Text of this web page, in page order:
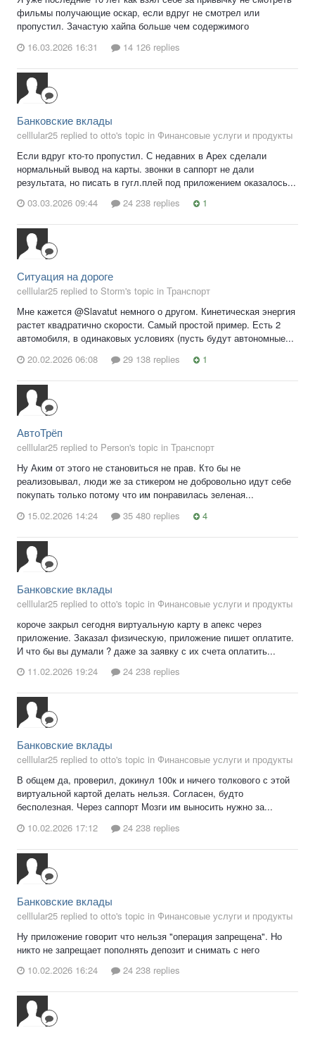
фильмы получающие оскар, если вдруг не смотрел или
пропустил. Зачастую хайпа больше чем содержимого
16.03.2026 16:31
14 126 replies
Банковские вклады
celllular25 replied to otto's topic in Финансовые услуги и продукты
Если вдруг кто-то пропустил. С недавних в Apex сделали
нормальный вывод на карты. звонки в саппорт не дали
результата, но писать в гугл.плей под приложением оказалось...
03.03.2026 09:44
24 238 replies 1
Ситуация на дороге
celllular25 replied to Storm's topic in Транспорт
Мне кажется @Slavatut немного о другом. Кинетическая энергия
растет квадратично скорости. Самый простой пример. Есть 2
автомобиля, в одинаковых условиях (пусть будут автономные...
20.02.2026 06:08
29 138 replies 1
АвтоТрёп
celllular25 replied to Person's topic in Транспорт
Ну Аким от этого не становиться не прав. Кто бы не
реализовывал, люди же за стикером не добровольно идут себе
покупать только потому что им понравилась зеленая...
15.02.2026 14:24
35 480 replies 4
Банковские вклады
celllular25 replied to otto's topic in Финансовые услуги и продукты
короче закрыл сегодня виртуальную карту в апекс через
приложение. Заказал физическую, приложение пишет оплатите.
И что бы вы думали ? даже за заявку с их счета оплатить...
11.02.2026 19:24
24 238 replies
Банковские вклады
celllular25 replied to otto's topic in Финансовые услуги и продукты
В общем да, проверил, докинул 100к и ничего толкового с этой
виртуальной картой делать нельзя. Согласен, будто
бесполезная. Через саппорт Мозги им выносить нужно за...
10.02.2026 17:12
24 238 replies
Банковские вклады
celllular25 replied to otto's topic in Финансовые услуги и продукты
Ну приложение говорит что нельзя "операция запрещена". Но
никто не запрещает пополнять депозит и снимать с него
10.02.2026 16:24
24 238 replies